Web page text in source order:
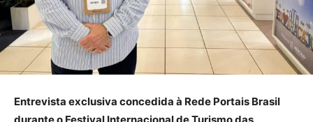
Entrevista exclusiva concedida à Rede Portais Brasil